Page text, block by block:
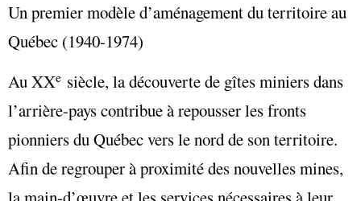
Un premier modèle d’aménagement du territoire au
Québec (1940-1974)
Au XXe siècle, la découverte de gîtes miniers dans
l’arrière-pays contribue à repousser les fronts
pionniers du Québec vers le nord de son territoire.
Afin de regrouper à proximité des nouvelles mines,